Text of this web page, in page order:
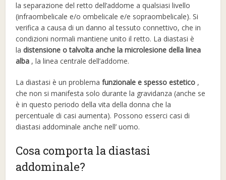
la separazione del retto dell’addome a qualsiasi livello
(infraombelicale e/o ombelicale e/e sopraombelicale). Si
verifica a causa di un danno al tessuto connettivo, che in
condizioni normali mantiene unito il retto. La diastasi è
ladistensione o talvolta anche la microlesione della linea
alba , la linea centrale dell’addome.
La diastasi è un problemafunzionale e spesso estetico ,
che non si manifesta solo durante la gravidanza (anche se
è in questo periodo della vita della donna che la
percentuale di casi aumenta). Possono esserci casi di
diastasi addominale anche nell’ uomo.
Cosa comporta la diastasi
addominale?